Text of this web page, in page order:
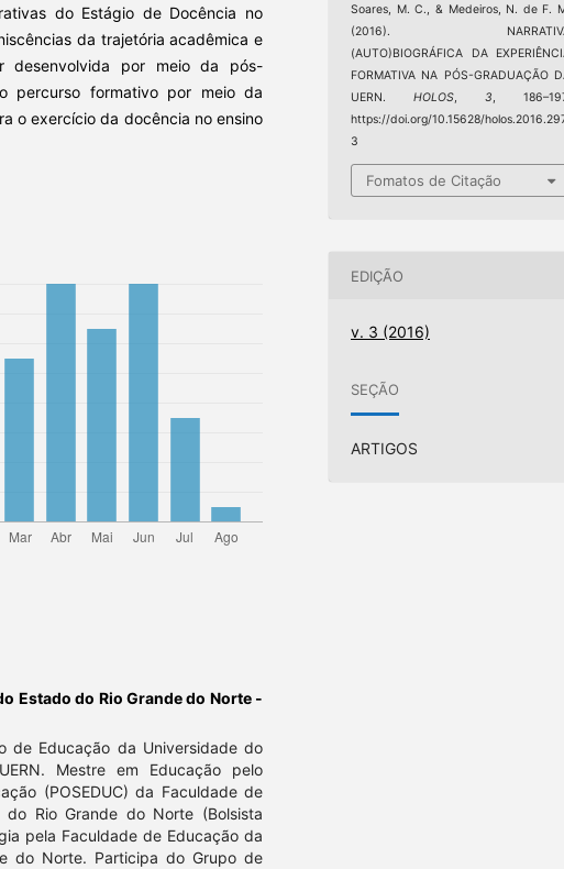
do Estágio de Docência no
da trajetória acadêmica e
desenvolvida por meio da pós-
percurso formativo por meio da
o exercício da docência no ensino
Estado do Rio Grande do Norte -
de Educação da Universidade do
Mestre em Educação pelo
(POSEDUC) da Faculdade de
Rio Grande do Norte (Bolsista
pela Faculdade de Educação da
do Norte. Participa do Grupo de
Soares, M. C., & Medeiros, N. de F.
(2016).
(AUTO)BIOGRÁFICA DA
FORMATIVA NA PÓS-GRADUAÇÃO
UERN.HOLOS ,3 ,
https://doi.org/10.15628/
3
Fomatos de Citação
EDIÇÃO
v. 3 (2016)
SEÇÃO
ARTIGOS